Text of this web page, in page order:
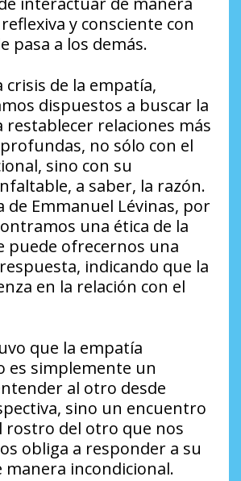
y consciente con
pasa a los demás.
crisis de la empatía,
dispuestos a buscar la
restablecer relaciones más
no sólo con el
sino con su
a saber, la razón.
de Emmanuel Lévinas, por
una ética de la
puede ofrecernos una
indicando que la
en la relación con el
que la empatía
es simplemente un
al otro desde
sino un encuentro
rostro del otro que nos
obliga a responder a su
manera incondicional.